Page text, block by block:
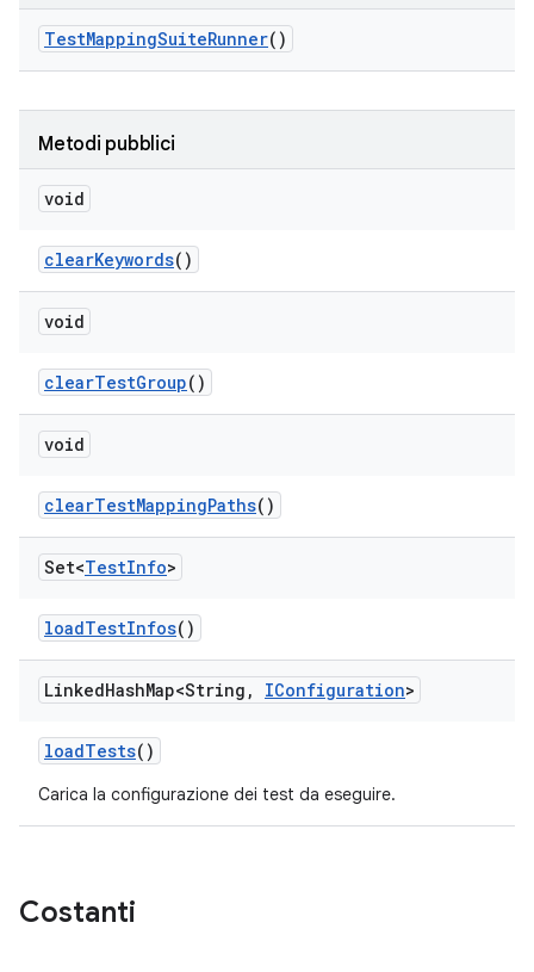
TestMappingSuiteRunner()
Metodi pubblici
void
clearKeywords()
void
clearTestGroup()
void
clearTestMappingPaths()
Set<TestInfo>
loadTestInfos()
LinkedHashMap<String , IConfiguration>
loadTests()
Carica la configurazione dei test da eseguire.
Costanti